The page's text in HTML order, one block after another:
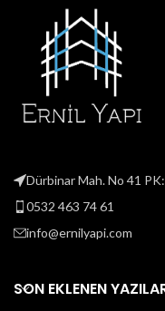
Dürbinar Mah. No 41
0532 463 74 61
info@ernilyapi.com
SON EKLENEN